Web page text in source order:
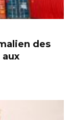
des